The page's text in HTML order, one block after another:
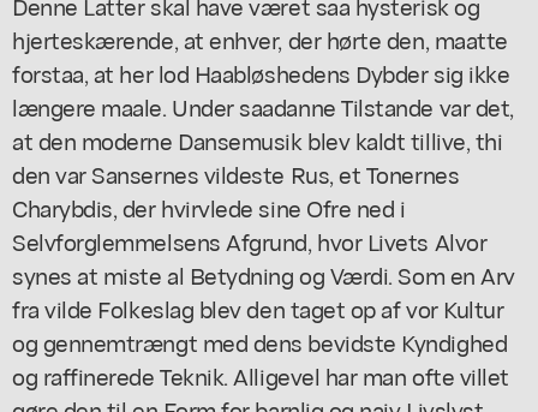
hjerteskærende, at enhver, der hørte den, maatte
forstaa, at her lod Haabløshedens Dybder sig ikke
længere maale. Under saadanne Tilstande var det,
at den moderne Dansemusik blev kaldt tillive, thi
den var Sansernes vildeste Rus, et Tonernes
Charybdis, der hvirvlede sine Ofre ned i
Selvforglemmelsens Afgrund, hvor Livets Alvor
synes at miste al Betydning og Værdi. Som en Arv
fra vilde Folkeslag blev den taget op af vor Kultur
og gennemtrængt med dens bevidste Kyndighed
og raffinerede Teknik. Alligevel har man ofte villet